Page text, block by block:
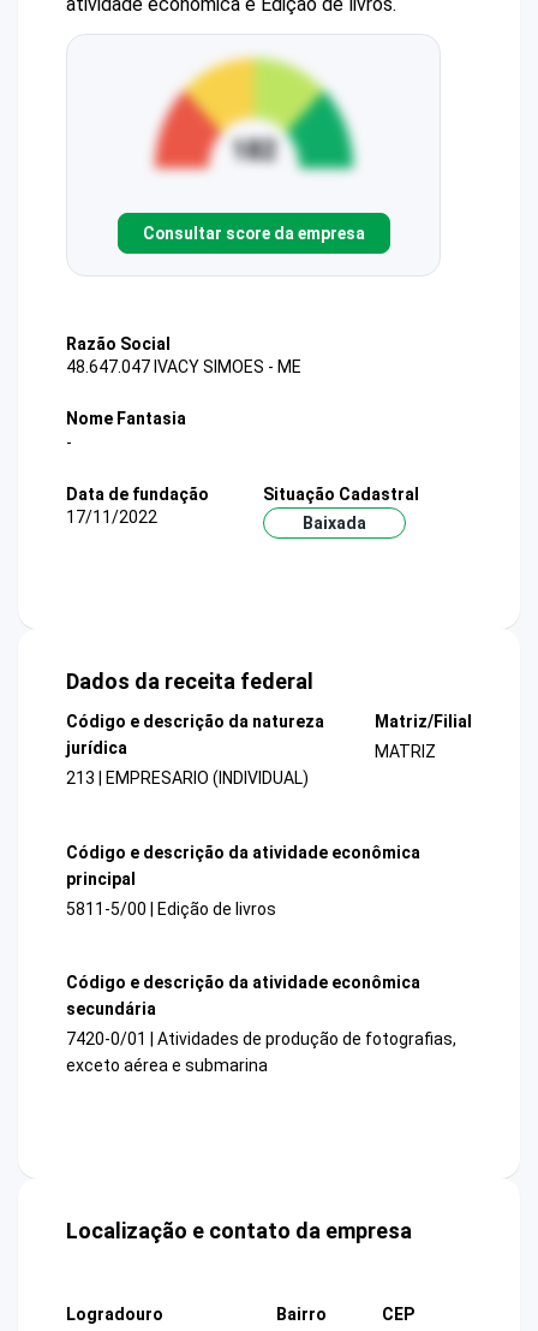
Consultar score da empresa
Razão Social
48.647.047 IVACY SIMOES - ME
Nome Fantasia
-
Data de fundação
17/11/2022
Situação Cadastral
Baixada
Dados da receita federal
Código e descrição da natureza
jurídica
213 | EMPRESARIO (INDIVIDUAL)
Matriz/Filial
MATRIZ
Código e descrição da atividade econômica
principal
5811-5/00 | Edição de livros
Código e descrição da atividade econômica
secundária
7420-0/01 | Atividades de produção de fotografias,
exceto aérea e submarina
Localização e contato da empresa
Logradouro
Bairro
CEP